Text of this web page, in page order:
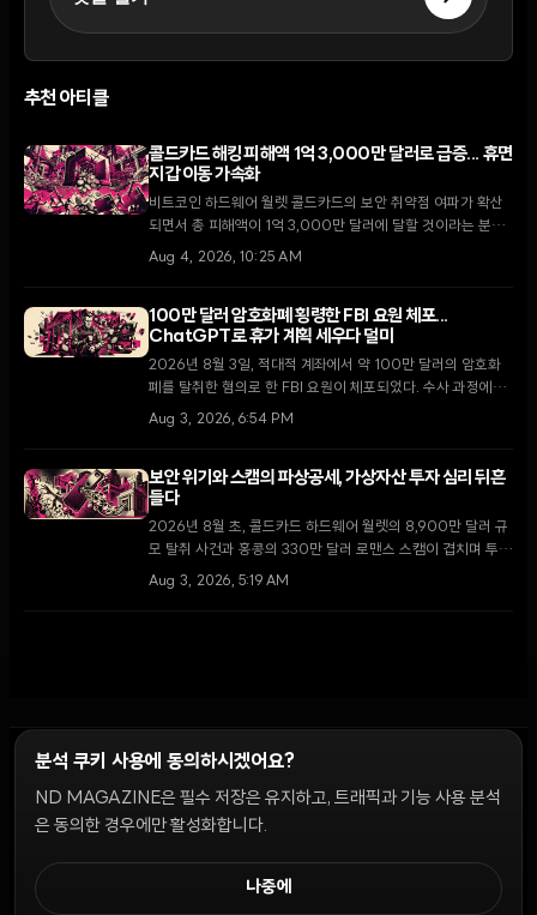
추천 아티클
콜드카드 해킹 피해액 1억 3,000만 달러로 급증... 휴면
지갑 이동 가속화
비트코인 하드웨어 월렛 콜드카드의 보안 취약점 여파가 확산
되면서 총 피해액이 1억 3,000만 달러에 달할 것이라는 분석
이 나왔다. 2021년 펌웨어 결함에서 비롯된 이번 사태로 10년
Aug 4, 2026, 10:25 AM
100만 달러 암호화폐 횡령한 FBI 요원 체포...
ChatGPT로 휴가 계획 세우다 덜미
2026년 8월 3일, 적대적 계좌에서 약 100만 달러의 암호화
폐를 탈취한 혐의로 한 FBI 요원이 체포되었다. 수사 과정에서
해당 요원이 횡령 자금을 사용하기 위해 ChatGPT로 여행 일
Aug 3, 2026, 6:54 PM
보안 위기와 스캠의 파상공세, 가상자산 투자 심리 뒤흔
들다
2026년 8월 초, 콜드카드 하드웨어 월렛의 8,900만 달러 규
모 탈취 사건과 홍콩의 330만 달러 로맨스 스캠이 겹치며 투자
자들이 자가 수탁 대신 중앙화 거래소로 회귀하는 이례적인 현
Aug 3, 2026, 5:19 AM
윤리 원칙 Discord 봇캠페인 가이드커뮤니티 랭킹
쿠키 설정
분석 쿠키 사용에 동의하시겠어요?
ND MAGAZINE은 필수 저장은 유지하고, 트래픽과 기능 사용 분석
은 동의한 경우에만 활성화합니다.
나중에